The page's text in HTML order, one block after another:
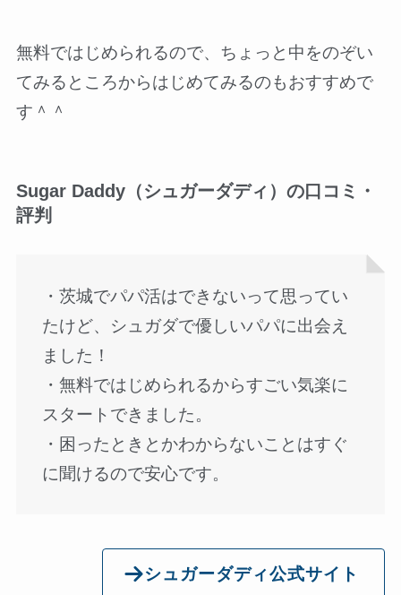
無料ではじめられるので、ちょっと中をのぞい
てみるところからはじめてみるのもおすすめで
す＾＾
Sugar Daddy（シュガーダディ）の口コミ・
評判
・茨城でパパ活はできないって思ってい
たけど、シュガダで優しいパパに出会え
ました！
・無料ではじめられるからすごい気楽に
スタートできました。
・困ったときとかわからないことはすぐ
に聞けるので安心です。
シュガーダディ公式サイト